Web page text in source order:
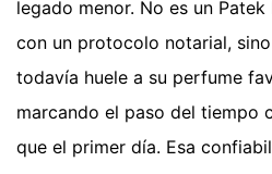
legado menor. No es un
con un protocolo notarial,
todavía huele a su perfume
marcando el paso del tiempo
que el primer día. Esa